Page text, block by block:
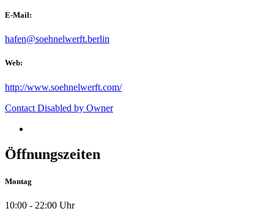
E-Mail:
hafen@soehnelwerft.berlin
Web:
http://www.soehnelwerft.com/
Contact Disabled by Owner
Öffnungszeiten
Montag
10:00 - 22:00 Uhr